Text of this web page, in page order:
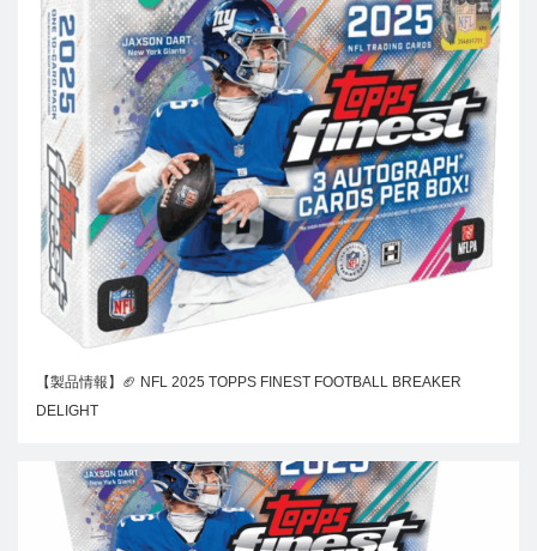
【製品情報】🏈 NFL 2025 TOPPS FINEST FOOTBALL BREAKER
DELIGHT